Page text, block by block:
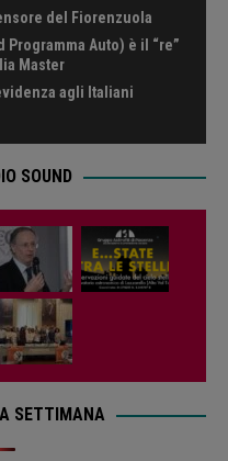
del Fiorenzuola
Programma Auto) è il “re”
Master
agli Italiani
SOUND
SETTIMANA